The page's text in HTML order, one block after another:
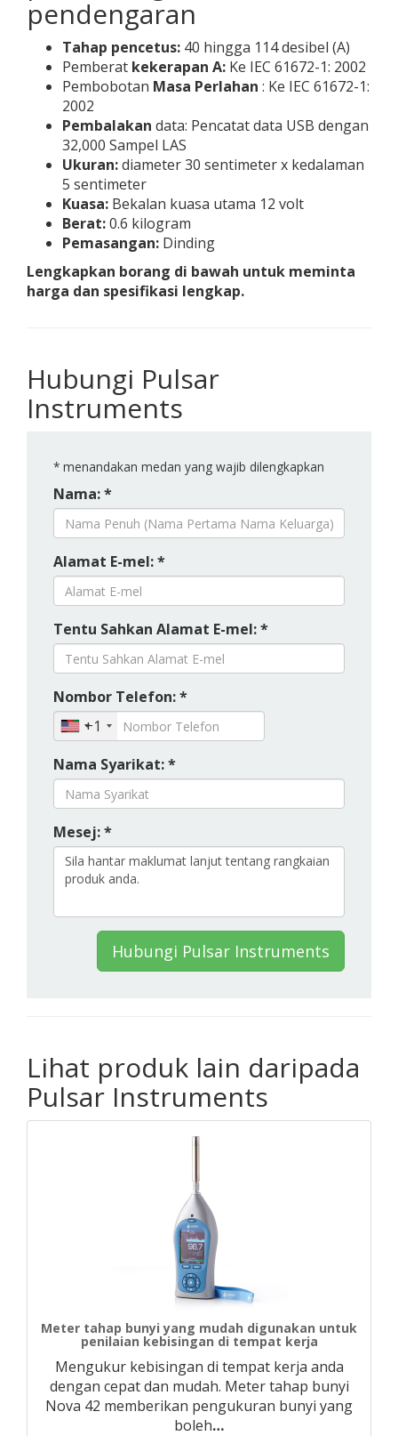
pendengaran
Tahap pencetus: 40 hingga 114 desibel (A)
Pemberat kekerapan A: Ke IEC 61672-1: 2002
Pembobotan Masa Perlahan : Ke IEC 61672-1:
2002
Pembalakan data: Pencatat data USB dengan
32,000 Sampel LAS
Ukuran:diameter 30 sentimeter x kedalaman
5 sentimeter
Kuasa: Bekalan kuasa utama 12 volt
Berat:0.6 kilogram
Pemasangan: Dinding
Lengkapkan borang di bawah untuk meminta
harga dan spesifikasi lengkap.
Hubungi Pulsar
Instruments
* menandakan medan yang wajib dilengkapkan
Nama: *
Alamat E-mel: *
Tentu Sahkan Alamat E-mel: *
Nombor Telefon: *
+1
Nama Syarikat: *
Mesej: *
Hubungi Pulsar Instruments
Lihat produk lain daripada
Pulsar Instruments
Meter tahap bunyi yang mudah digunakan untuk
penilaian kebisingan di tempat kerja
Mengukur kebisingan di tempat kerja anda
dengan cepat dan mudah. Meter tahap bunyi
Nova 42 memberikan pengukuran bunyi yang
boleh…